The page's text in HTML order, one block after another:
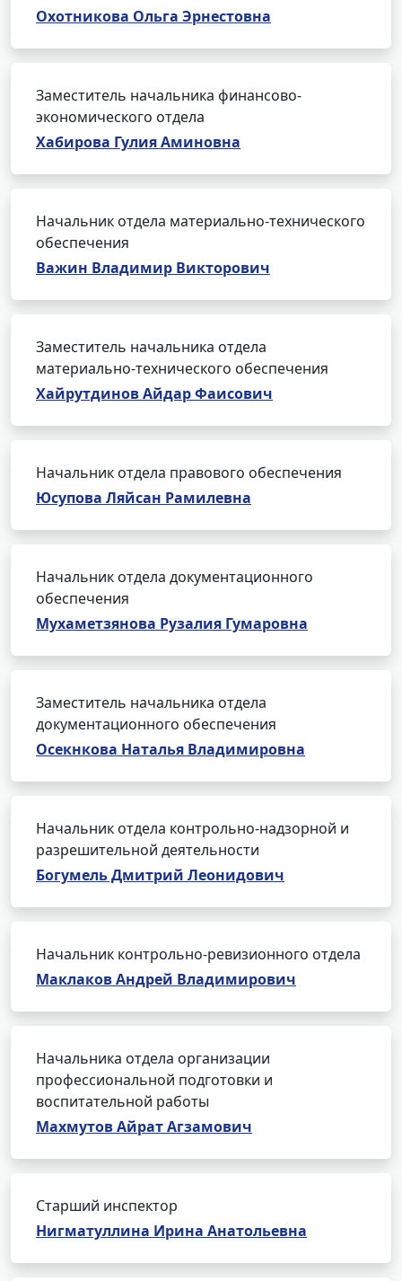
Охотникова Ольга Эрнестовна
Заместитель начальника финансово-
экономического отдела
Хабирова Гулия Аминовна
Начальник отдела материально-технического
обеспечения
Важин Владимир Викторович
Заместитель начальника отдела
материально-технического обеспечения
Хайрутдинов Айдар Фаисович
Начальник отдела правового обеспечения
Юсупова Ляйсан Рамилевна
Начальник отдела документационного
обеспечения
Мухаметзянова Рузалия Гумаровна
Заместитель начальника отдела
документационного обеспечения
Осекнкова Наталья Владимировна
Начальник отдела контрольно-надзорной и
разрешительной деятельности
Богумель Дмитрий Леонидович
Начальник контрольно-ревизионного отдела
Маклаков Андрей Владимирович
Начальника отдела организации
профессиональной подготовки и
воспитательной работы
Махмутов Айрат Агзамович
Старший инспектор
Нигматуллина Ирина Анатольевна